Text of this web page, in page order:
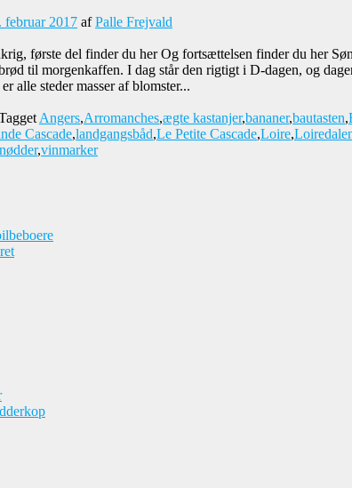
februar 2017 afPalle Frejvald
første del finder du her Og fortsættelsen finder du her
til morgenkaffen. I dag står den rigtigt i D-dagen, og
alle steder masser af blomster...
Angers,Arromanches,ægte kastanjer,bananer,bautasten,
Cascade,landgangsbåd,Le Petite Cascade,Loire,
,vinmarker